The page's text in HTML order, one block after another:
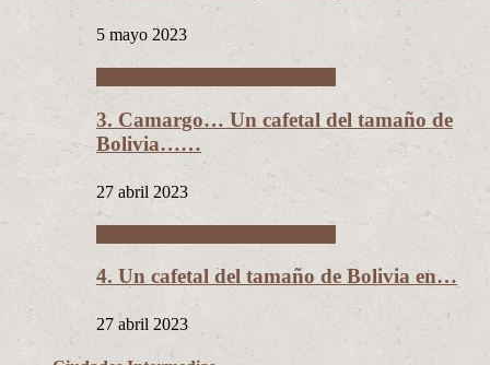
5 mayo 2023
3. Camargo… Un cafetal del tamaño de
Bolivia……
27 abril 2023
4. Un cafetal del tamaño de Bolivia en…
27 abril 2023